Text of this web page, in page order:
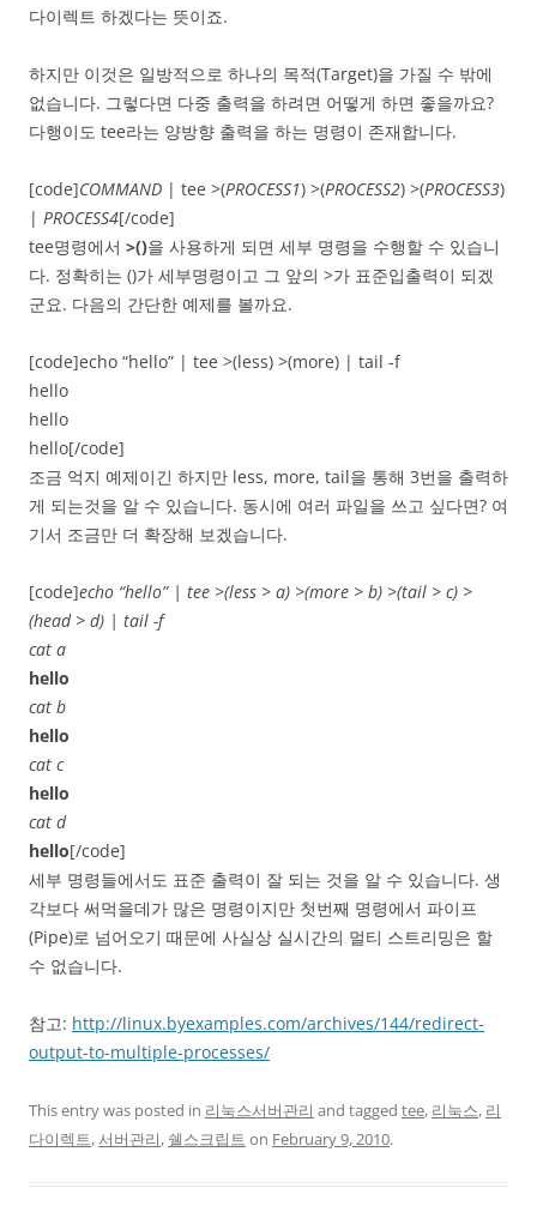
다이렉트 하겠다는 뜻이죠.
하지만 이것은 일방적으로 하나의 목적(Target)을 가질 수 밖에
없습니다. 그렇다면 다중 출력을 하려면 어떻게 하면 좋을까요?
다행이도 tee라는 양방향 출력을 하는 명령이 존재합니다.
[code]COMMAND | tee >(PROCESS1) >(PROCESS2) >(PROCESS3)
| PROCESS4[/code]
tee명령에서 >()을 사용하게 되면 세부 명령을 수행할 수 있습니
다. 정확히는 ()가 세부명령이고 그 앞의 >가 표준입출력이 되겠
군요. 다음의 간단한 예제를 볼까요.
[code]echo “hello” | tee >(less) >(more) | tail -f
hello
hello
hello[/code]
조금 억지 예제이긴 하지만 less, more, tail을 통해 3번을 출력하
게 되는것을 알 수 있습니다. 동시에 여러 파일을 쓰고 싶다면? 여
기서 조금만 더 확장해 보겠습니다.
[code]echo “hello” | tee >(less > a) >(more > b) >(tail > c) >
(head > d) | tail -f
cat a
hello
cat b
hello
cat c
hello
cat d
hello[/code]
세부 명령들에서도 표준 출력이 잘 되는 것을 알 수 있습니다. 생
각보다 써먹을데가 많은 명령이지만 첫번째 명령에서 파이프
(Pipe)로 넘어오기 때문에 사실상 실시간의 멀티 스트리밍은 할
수 없습니다.
참고: http://linux.byexamples.com/archives/144/redirect-
output-to-multiple-processes/
This entry was posted in 리눅스서버관리 and tagged tee, 리눅스, 리
다이렉트, 서버관리, 쉘스크립트 on February 9, 2010.